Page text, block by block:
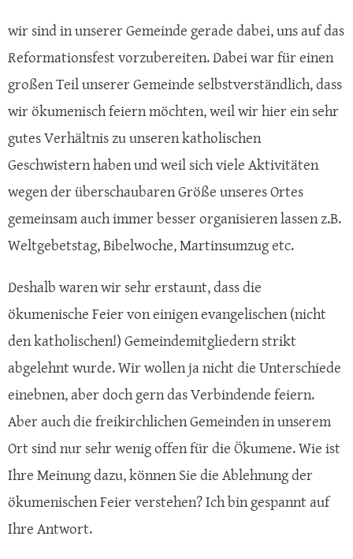
wir sind in unserer Gemeinde gerade dabei, uns auf das
Reformationsfest vorzubereiten. Dabei war für einen
großen Teil unserer Gemeinde selbstverständlich, dass
wir ökumenisch feiern möchten, weil wir hier ein sehr
gutes Verhältnis zu unseren katholischen
Geschwistern haben und weil sich viele Aktivitäten
wegen der überschaubaren Größe unseres Ortes
gemeinsam auch immer besser organisieren lassen z.B.
Weltgebetstag, Bibelwoche, Martinsumzug etc.
Deshalb waren wir sehr erstaunt, dass die
ökumenische Feier von einigen evangelischen (nicht
den katholischen!) Gemeindemitgliedern strikt
abgelehnt wurde. Wir wollen ja nicht die Unterschiede
einebnen, aber doch gern das Verbindende feiern.
Aber auch die freikirchlichen Gemeinden in unserem
Ort sind nur sehr wenig offen für die Ökumene. Wie ist
Ihre Meinung dazu, können Sie die Ablehnung der
ökumenischen Feier verstehen? Ich bin gespannt auf
Ihre Antwort.